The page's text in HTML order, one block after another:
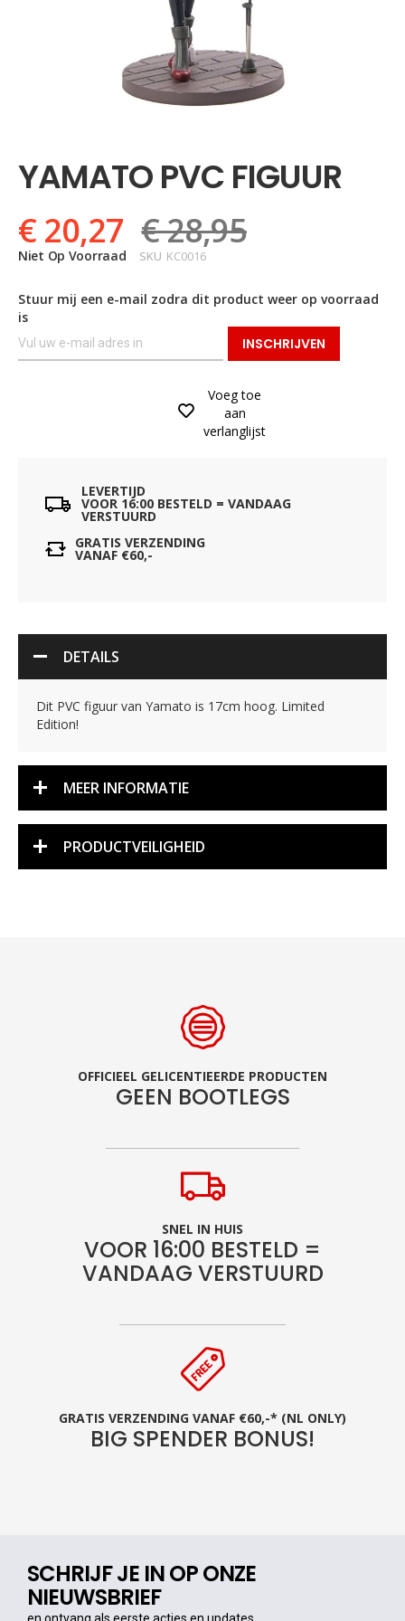
begin
van
afbeeldingen-
gallerij
YAMATO PVC FIGUUR
€ 20,27 € 28,95
Niet Op Voorraad SKU KC0016
Stuur mij een e-mail zodra dit product weer op voorraad
is
INSCHRIJVEN
Voeg toe
aan
verlanglijst
LEVERTIJD
VOOR 16:00 BESTELD = VANDAAG
VERSTUURD
GRATIS VERZENDING
VANAF €60,-
DETAILS
Dit PVC figuur van Yamato is 17cm hoog. Limited
Edition!
MEER INFORMATIE
PRODUCTVEILIGHEID
OFFICIEEL GELICENTIEERDE PRODUCTEN
GEEN BOOTLEGS
SNEL IN HUIS
VOOR 16:00 BESTELD =
VANDAAG VERSTUURD
GRATIS VERZENDING VANAF €60,-* (NL ONLY)
BIG SPENDER BONUS!
SCHRIJF JE IN OP ONZE
NIEUWSBRIEF